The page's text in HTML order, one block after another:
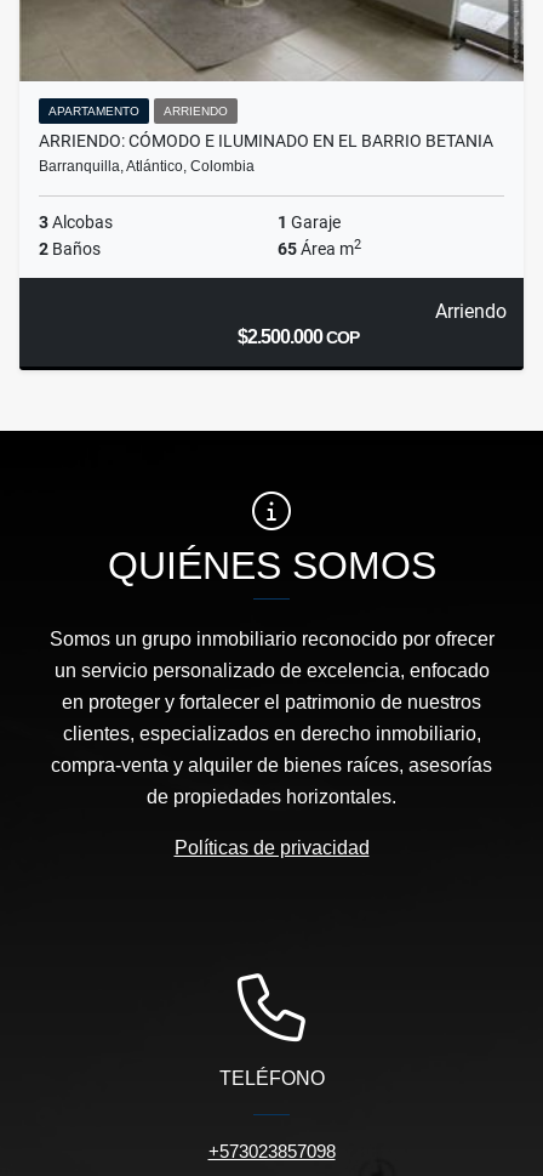
APARTAMENTO ARRIENDO
ARRIENDO: CÓMODO E ILUMINADO EN EL BARRIO BETANIA
Barranquilla, Atlántico, Colombia
3Alcobas 1 Garaje
2 Baños 65Área m2
Arriendo
$2.500.000COP
QUIÉNES SOMOS
Somos un grupo inmobiliario reconocido por ofrecer
un servicio personalizado de excelencia, enfocado
en proteger y fortalecer el patrimonio de nuestros
clientes, especializados en derecho inmobiliario,
compra-venta y alquiler de bienes raíces, asesorías
de propiedades horizontales.
Políticas de privacidad
TELÉFONO
+573023857098